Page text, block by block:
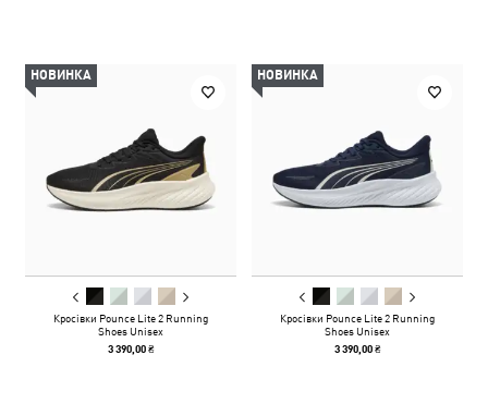
НОВИНКА
Кросівки Pounce Lite 2 Running
Shoes Unisex
3 390,00 ₴
НОВИНКА
Кросівки Pounce Lite 2 Running
Shoes Unisex
3 390,00 ₴